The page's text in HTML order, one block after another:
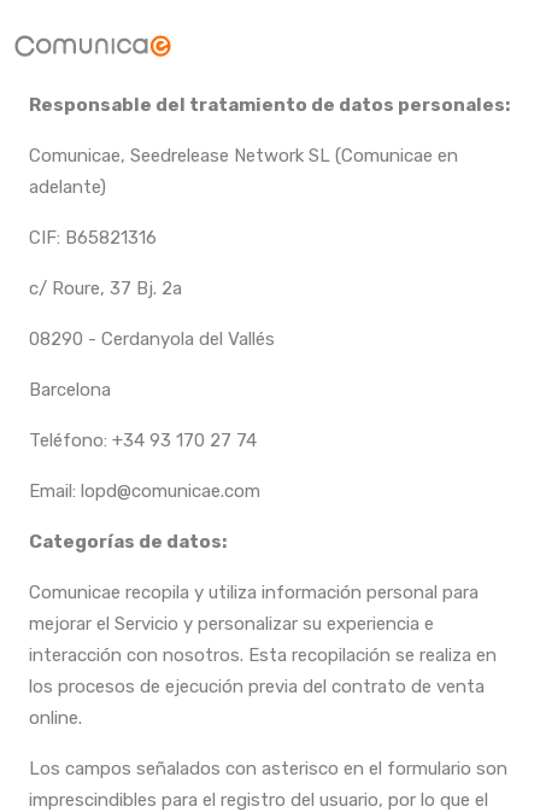
Responsable del tratamiento de datos personales:
Comunicae, Seedrelease Network SL (Comunicae en
adelante)
CIF: B65821316
c/ Roure, 37 Bj. 2a
08290 - Cerdanyola del Vallés
Barcelona
Teléfono: +34 93 170 27 74
Email: lopd@comunicae.com
Categorías de datos:
Comunicae recopila y utiliza información personal para
mejorar el Servicio y personalizar su experiencia e
interacción con nosotros. Esta recopilación se realiza en
los procesos de ejecución previa del contrato de venta
online.
Los campos señalados con asterisco en el formulario son
imprescindibles para el registro del usuario, por lo que el